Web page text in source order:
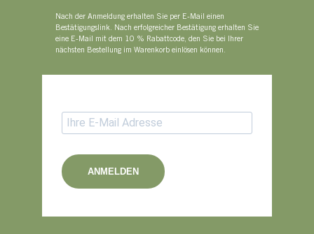
Nach der Anmeldung erhalten Sie per E-Mail einen
Bestätigungslink. Nach erfolgreicher Bestätigung erhalten Sie
eine E-Mail mit dem 10 % Rabattcode, den Sie bei Ihrer
nächsten Bestellung im Warenkorb einlösen können.
ANMELDEN